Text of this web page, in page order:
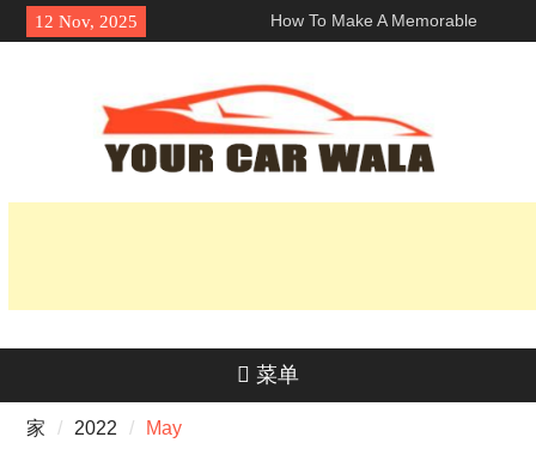
Skip
to
12 Nov, 2025
How To Make A Memorable
First Impression With A 洛杉矶
探索车辆运输服务中的环保选项
揭开它的魅力：为什么本田 Navi
深受骑手欢迎？
菜单
家 2022 May